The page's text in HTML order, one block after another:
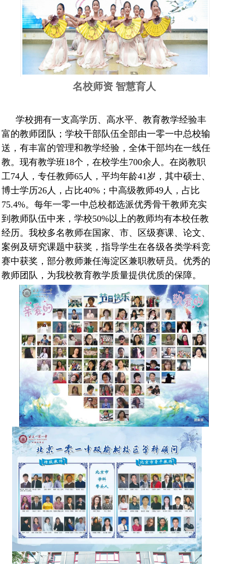
名校师资 智慧育人
学校拥有一支高学历、高水平、教育教学经验丰
富的教师团队；学校干部队伍全部由一零一中总校输
送，有丰富的管理和教学经验，全体干部均在一线任
教。现有教学班18个，在校学生700余人。在岗教职
工74人，专任教师65人，平均年龄41岁，其中硕士、
博士学历26人，占比40%；中高级教师49人，占比
75.4%。每年一零一中总校都选派优秀骨干教师充实
到教师队伍中来，学校50%以上的教师均有本校任教
经历。我校多名教师在国家、市、区级赛课、论文、
案例及研究课题中获奖，指导学生在各级各类学科竞
赛中获奖，部分教师兼任海淀区兼职教研员。优秀的
教师团队，为我校教育教学质量提供优质的保障。